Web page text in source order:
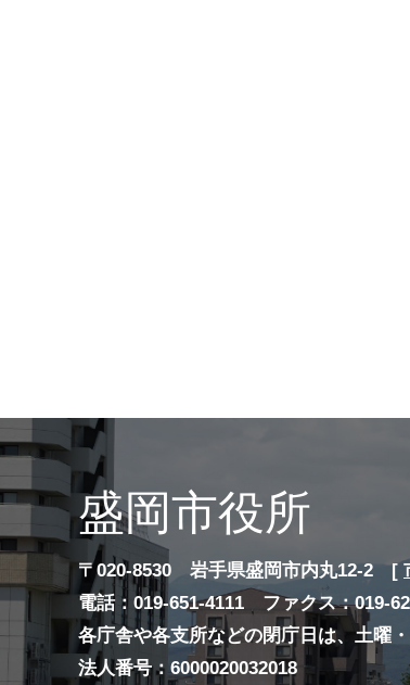
盛岡市役所
〒020-8530 岩手県盛岡市内丸12-2 [
電話：019-651-4111 ファクス：019-
各庁舎や各支所などの閉庁日は、土曜
法人番号：6000020032018